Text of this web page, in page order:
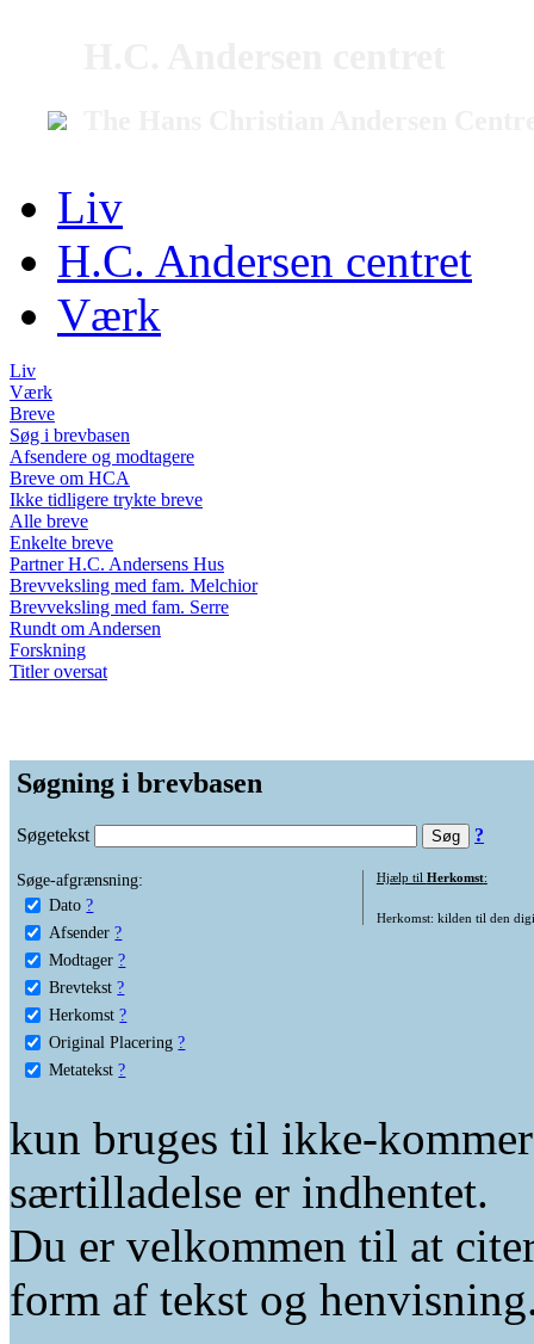
Liv
H.C. Andersen centret
Værk
Liv
Værk
Breve
Søg i brevbasen
Afsendere og modtagere
Breve om HCA
Ikke tidligere trykte breve
Alle breve
Enkelte breve
Partner H.C. Andersens Hus
Brevveksling med fam. Melchior
Brevveksling med fam. Serre
Rundt om Andersen
Forskning
Titler oversat
Søgning i brevbasen
Søgetekst ?
Søge-afgrænsning:
Dato ?
Afsender ?
Modtager ?
Brevtekst ?
Herkomst ?
Original Placering ?
Metatekst ?
Hjælp til Herkomst:
Herkomst: kilden til den
kun bruges til ikke-
særtilladelse er indhentet.
Du er velkommen til at
form af tekst og